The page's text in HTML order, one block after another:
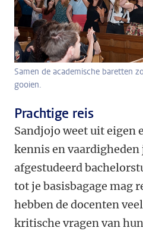
Samen de academische baretten
gooien.
Prachtige reis
Sandjojo weet uit eigen
kennis en
afgestudeerd
tot je basisbagage mag
hebben de docenten
kritische vragen van